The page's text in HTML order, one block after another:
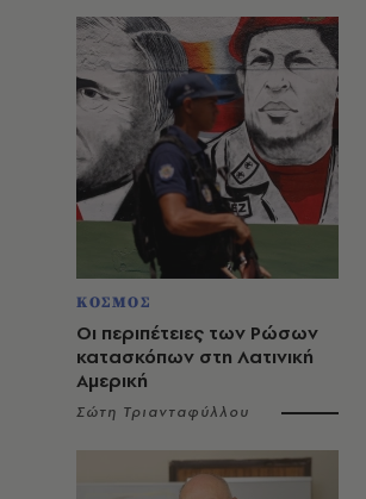
ΚΟΣΜΟΣ
Οι περιπέτειες των Ρώσων
κατασκόπων στη Λατινική
Αμερική
Σώτη Τριανταφύλλου